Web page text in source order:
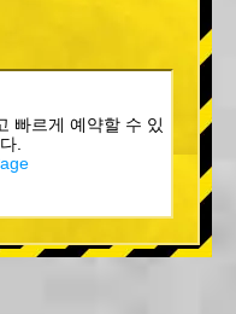
빠르게 예약할 수 있
.